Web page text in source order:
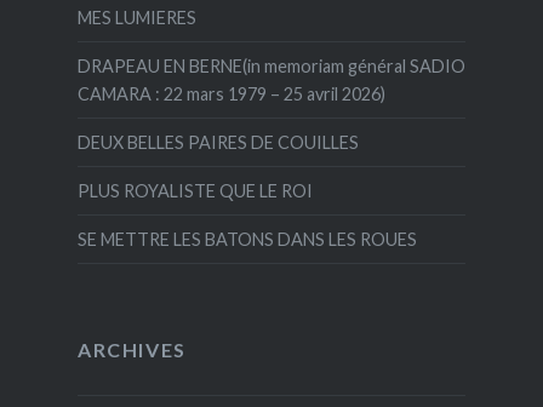
MES LUMIERES
DRAPEAU EN BERNE(in memoriam général SADIO
CAMARA : 22 mars 1979 – 25 avril 2026)
DEUX BELLES PAIRES DE COUILLES
PLUS ROYALISTE QUE LE ROI
SE METTRE LES BATONS DANS LES ROUES
ARCHIVES